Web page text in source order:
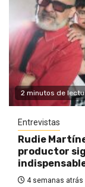
2 minutos de
Entrevistas
Rudie
productor
4 semanas atrás